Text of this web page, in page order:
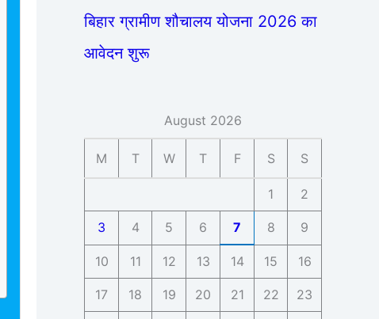
बिहार ग्रामीण शौचालय योजना 2026 का
आवेदन शुरू
August 2026
M T W T F S S
1 2
3 4 5 6 7 8 9
10 11 12 13 14 15 16
17 18 19 20 21 22 23